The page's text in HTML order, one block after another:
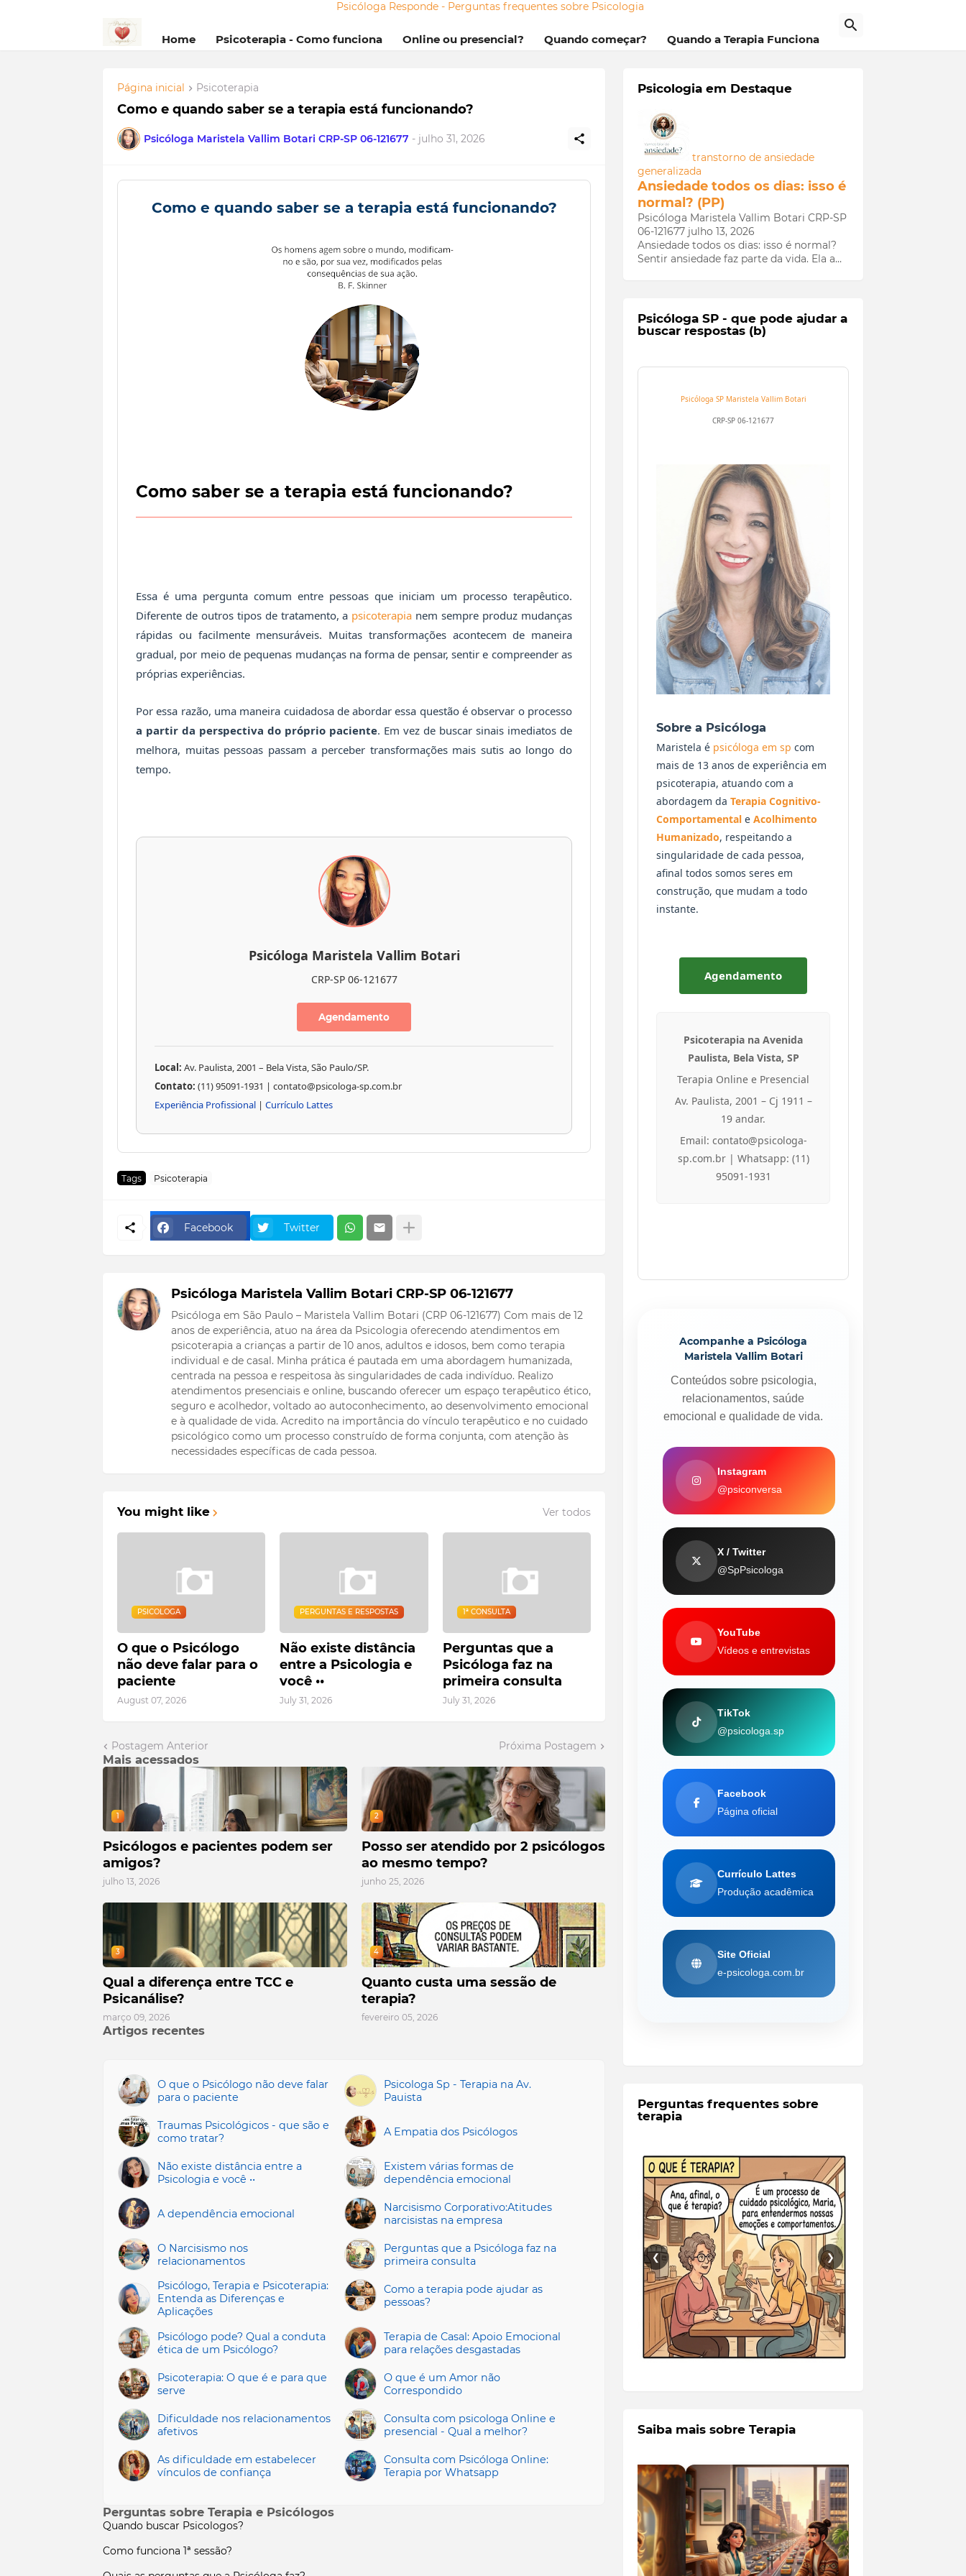
Psicóloga Responde - Perguntas frequentes sobre Psicologia
Home Psicoterapia - Como funciona Online ou presencial? Quando começar? Quando a Terapia Funciona
Página inicial Psicoterapia
Como e quando saber se a terapia está funcionando?
Psicóloga Maristela Vallim Botari CRP-SP 06-121677 - julho 31, 2026
Como e quando saber se a terapia está funcionando?
Como saber se a terapia está funcionando?
Essa é uma pergunta comum entre pessoas que iniciam um processo terapêutico.
Diferente de outros tipos de tratamento, a psicoterapia nem sempre produz mudanças
rápidas ou facilmente mensuráveis. Muitas transformações acontecem de maneira
gradual, por meio de pequenas mudanças na forma de pensar, sentir e compreender as
próprias experiências.
Por essa razão, uma maneira cuidadosa de abordar essa questão é observar o processo
a partir da perspectiva do próprio paciente. Em vez de buscar sinais imediatos de
melhora, muitas pessoas passam a perceber transformações mais sutis ao longo do
tempo.
Psicóloga Maristela Vallim Botari
CRP-SP 06-121677
Agendamento
Local: Av. Paulista, 2001 – Bela Vista, São Paulo/SP.
Contato: (11) 95091-1931 | contato@psicologa-sp.com.br
Experiência Profissional | Currículo Lattes
Tags Psicoterapia
Facebook Twitter
Psicóloga Maristela Vallim Botari CRP-SP 06-121677
Psicóloga em São Paulo – Maristela Vallim Botari (CRP 06-121677) Com mais de 12
anos de experiência, atuo na área da Psicologia oferecendo atendimentos em
psicoterapia a crianças a partir de 10 anos, adultos e idosos, bem como terapia
individual e de casal. Minha prática é pautada em uma abordagem humanizada,
centrada na pessoa e respeitosa às singularidades de cada indivíduo. Realizo
atendimentos presenciais e online, buscando oferecer um espaço terapêutico ético,
seguro e acolhedor, voltado ao autoconhecimento, ao desenvolvimento emocional
e à qualidade de vida. Acredito na importância do vínculo terapêutico e no cuidado
psicológico como um processo construído de forma conjunta, com atenção às
necessidades específicas de cada pessoa.
You might like Ver todos
PSICOLOGA
O que o Psicólogo
não deve falar para o
paciente
August 07, 2026
PERGUNTAS E RESPOSTAS
Não existe distância
entre a Psicologia e
você ••
July 31, 2026
1ª CONSULTA
Perguntas que a
Psicóloga faz na
primeira consulta
July 31, 2026
Postagem Anterior Próxima Postagem
Mais acessados
1
Psicólogos e pacientes podem ser
amigos?
julho 13, 2026
2
Posso ser atendido por 2 psicólogos
ao mesmo tempo?
junho 25, 2026
3
Qual a diferença entre TCC e
Psicanálise?
março 09, 2026
4
Quanto custa uma sessão de
terapia?
fevereiro 05, 2026
Artigos recentes
O que o Psicólogo não deve falar
para o paciente
Psicologa Sp - Terapia na Av.
Pauista
Traumas Psicológicos - que são e
como tratar?
A Empatia dos Psicólogos
Não existe distância entre a
Psicologia e você ••
Existem várias formas de
dependência emocional
A dependência emocional
Narcisismo Corporativo:Atitudes
narcisistas na empresa
O Narcisismo nos
relacionamentos
Perguntas que a Psicóloga faz na
primeira consulta
Psicólogo, Terapia e Psicoterapia:
Entenda as Diferenças e
Aplicações
Como a terapia pode ajudar as
pessoas?
Psicólogo pode? Qual a conduta
ética de um Psicólogo?
Terapia de Casal: Apoio Emocional
para relações desgastadas
Psicoterapia: O que é e para que
serve
O que é um Amor não
Correspondido
Dificuldade nos relacionamentos
afetivos
Consulta com psicologa Online e
presencial - Qual a melhor?
As dificuldade em estabelecer
vínculos de confiança
Consulta com Psicóloga Online:
Terapia por Whatsapp
Perguntas sobre Terapia e Psicólogos
Quando buscar Psicologos?
Como funciona 1ª sessão?
Psicologia em Destaque
transtorno de ansiedade
generalizada
Ansiedade todos os dias: isso é
normal? (PP)
Psicóloga Maristela Vallim Botari CRP-SP
06-121677 julho 13, 2026
Ansiedade todos os dias: isso é normal?
Sentir ansiedade faz parte da vida. Ela a…
Psicóloga SP - que pode ajudar a
buscar respostas (b)
Psicóloga SP Maristela Vallim Botari
CRP-SP 06-121677
Sobre a Psicóloga
Maristela é psicóloga em sp com
mais de 13 anos de experiência em
psicoterapia, atuando com a
abordagem da Terapia Cognitivo-
Comportamental e Acolhimento
Humanizado, respeitando a
singularidade de cada pessoa,
afinal todos somos seres em
construção, que mudam a todo
instante.
Agendamento
Psicoterapia na Avenida
Paulista, Bela Vista, SP
Terapia Online e Presencial
Av. Paulista, 2001 – Cj 1911 –
19 andar.
Email: contato@psicologa-
sp.com.br | Whatsapp: (11)
95091-1931
Acompanhe a Psicóloga
Maristela Vallim Botari
Conteúdos sobre psicologia,
relacionamentos, saúde
emocional e qualidade de vida.
Instagram
@psiconversa
X / Twitter
@SpPsicologa
YouTube
Vídeos e entrevistas
TikTok
@psicologa.sp
Facebook
Página oficial
Currículo Lattes
Produção acadêmica
Site Oficial
e-psicologa.com.br
Perguntas frequentes sobre
terapia
❮ ❯
Saiba mais sobre Terapia